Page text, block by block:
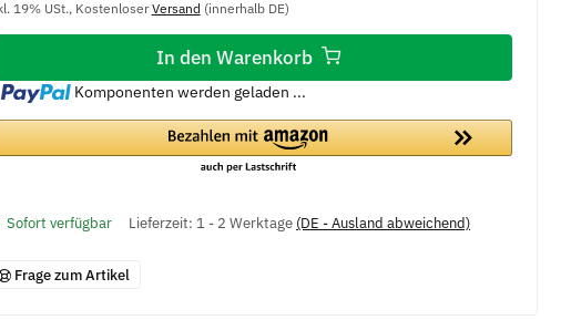
19% USt., KostenloserVersand (innerhalb DE)
In den Warenkorb
Komponenten werden geladen ...
Sofort verfügbar Lieferzeit: 1 - 2 Werktage (DE - Ausland abweichend)
Frage zum Artikel